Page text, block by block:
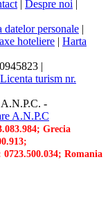
| Despre noi |
datelor personale |
hoteliere | Harta
|
Licenta turism nr.
A.N.P.C. -
A.N.P.C
Grecia
Romania